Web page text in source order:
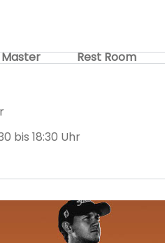
Rest Room
bis 18:30 Uhr